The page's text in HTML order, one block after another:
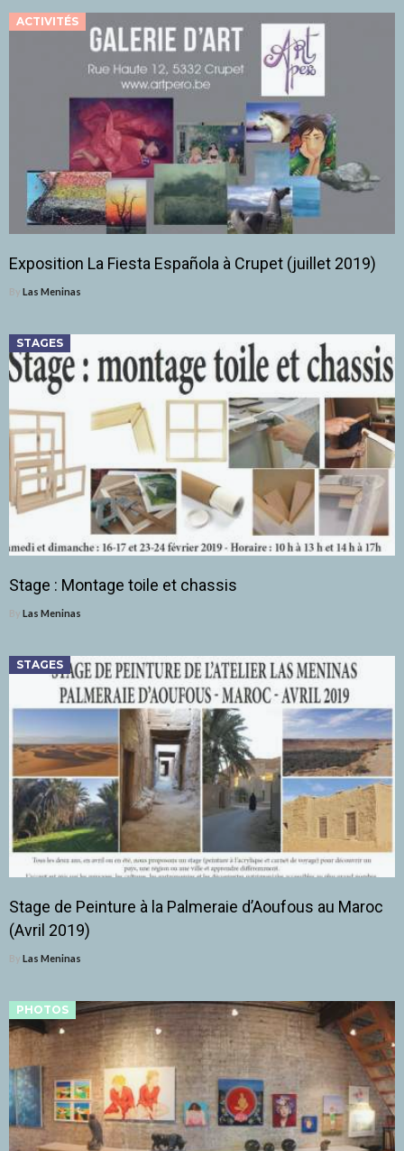
ACTIVITÉS
Exposition La Fiesta Española à Crupet (juillet 2019)
By Las Meninas
STAGES
Stage : Montage toile et chassis
By Las Meninas
STAGES
Stage de Peinture à la Palmeraie d’Aoufous au Maroc
(Avril 2019)
By Las Meninas
PHOTOS